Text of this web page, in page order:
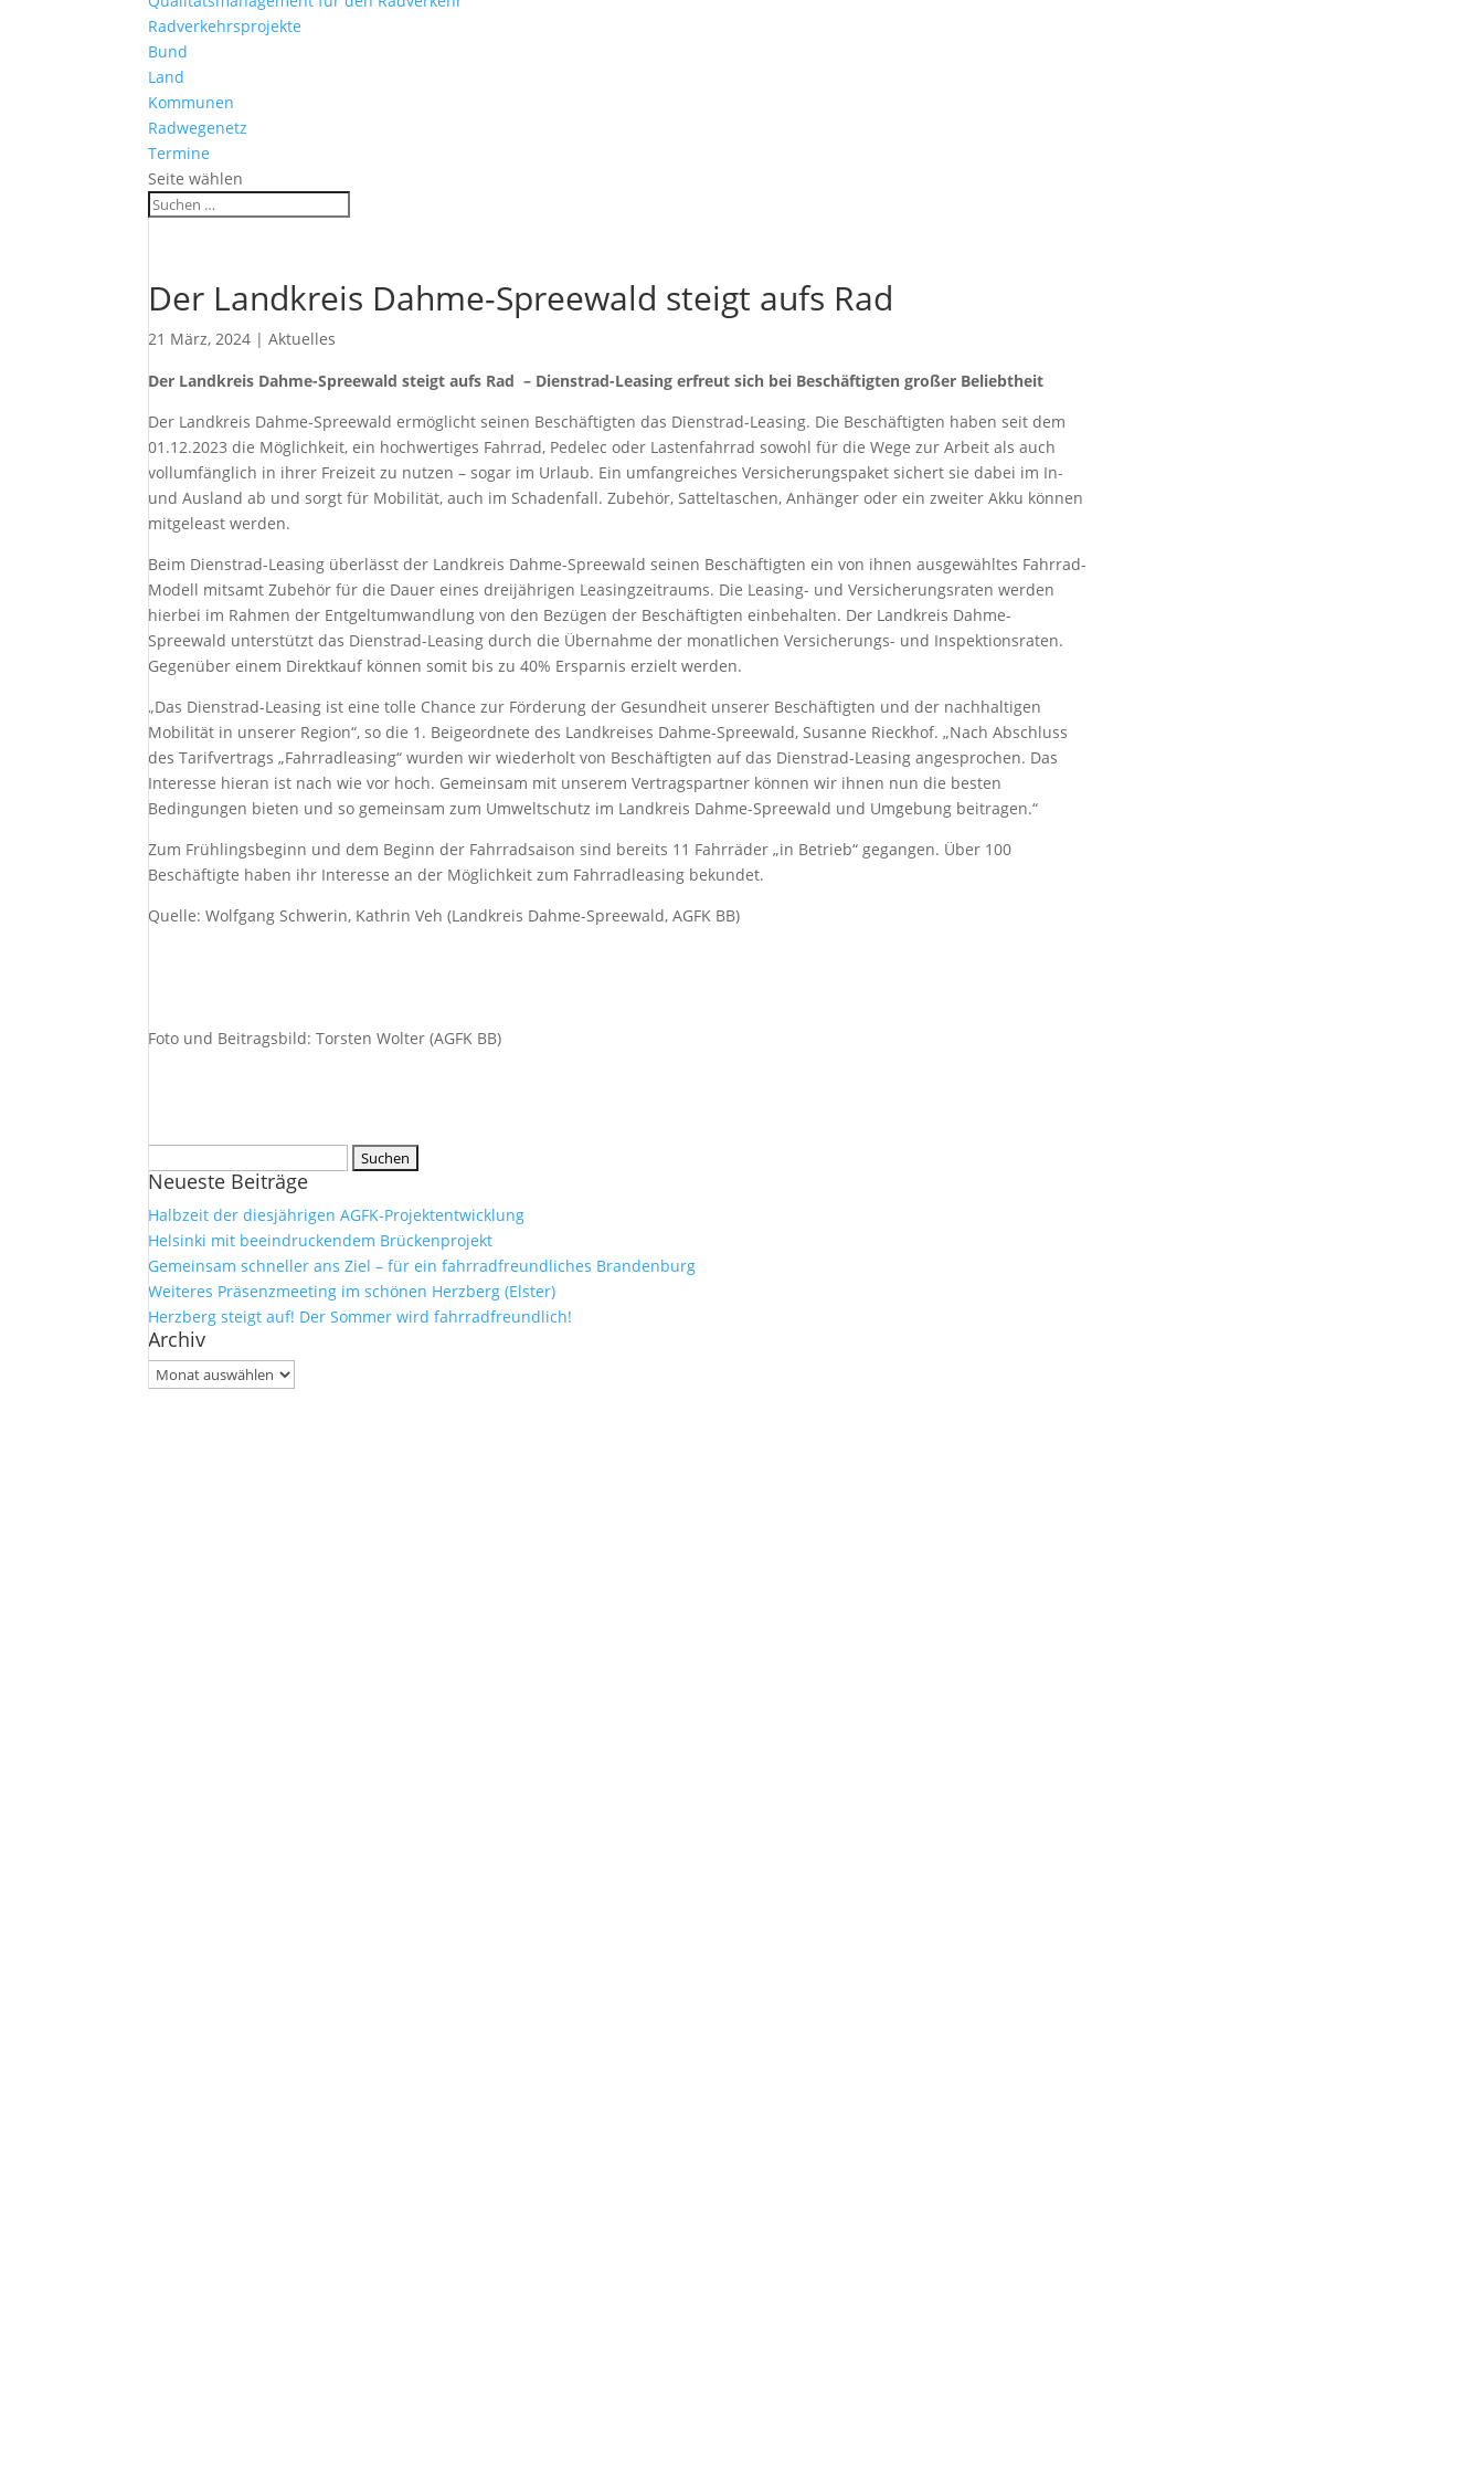
Radverkehrsprojekte
Bund
Land
Kommunen
Radwegenetz
Termine
Seite wählen
Der Landkreis Dahme-Spreewald steigt aufs Rad
21 März, 2024 |Aktuelles
Der Landkreis Dahme-Spreewald steigt aufs Rad – Dienstrad-Leasing erfreut sich bei Beschäftigten großer Beliebtheit
Der Landkreis Dahme-Spreewald ermöglicht seinen Beschäftigten das Dienstrad-Leasing. Die Beschäftigten haben seit dem
01.12.2023 die Möglichkeit, ein hochwertiges Fahrrad, Pedelec oder Lastenfahrrad sowohl für die Wege zur Arbeit als auch
vollumfänglich in ihrer Freizeit zu nutzen – sogar im Urlaub. Ein umfangreiches Versicherungspaket sichert sie dabei im In-
und Ausland ab und sorgt für Mobilität, auch im Schadenfall. Zubehör, Satteltaschen, Anhänger oder ein zweiter Akku können
mitgeleast werden.
Beim Dienstrad-Leasing überlässt der Landkreis Dahme-Spreewald seinen Beschäftigten ein von ihnen ausgewähltes Fahrrad-
Modell mitsamt Zubehör für die Dauer eines dreijährigen Leasingzeitraums. Die Leasing- und Versicherungsraten werden
hierbei im Rahmen der Entgeltumwandlung von den Bezügen der Beschäftigten einbehalten. Der Landkreis Dahme-
Spreewald unterstützt das Dienstrad-Leasing durch die Übernahme der monatlichen Versicherungs- und Inspektionsraten.
Gegenüber einem Direktkauf können somit bis zu 40% Ersparnis erzielt werden.
„Das Dienstrad-Leasing ist eine tolle Chance zur Förderung der Gesundheit unserer Beschäftigten und der nachhaltigen
Mobilität in unserer Region“, so die 1. Beigeordnete des Landkreises Dahme-Spreewald, Susanne Rieckhof. „Nach Abschluss
des Tarifvertrags „Fahrradleasing“ wurden wir wiederholt von Beschäftigten auf das Dienstrad-Leasing angesprochen. Das
Interesse hieran ist nach wie vor hoch. Gemeinsam mit unserem Vertragspartner können wir ihnen nun die besten
Bedingungen bieten und so gemeinsam zum Umweltschutz im Landkreis Dahme-Spreewald und Umgebung beitragen.“
Zum Frühlingsbeginn und dem Beginn der Fahrradsaison sind bereits 11 Fahrräder „in Betrieb“ gegangen. Über 100
Beschäftigte haben ihr Interesse an der Möglichkeit zum Fahrradleasing bekundet.
Quelle: Wolfgang Schwerin, Kathrin Veh (Landkreis Dahme-Spreewald, AGFK BB)
Foto und Beitragsbild: Torsten Wolter (AGFK BB)
nach:
Neueste Beiträge
Halbzeit der diesjährigen AGFK-Projektentwicklung
Helsinki mit beeindruckendem Brückenprojekt
Gemeinsam schneller ans Ziel – für ein fahrradfreundliches Brandenburg
Weiteres Präsenzmeeting im schönen Herzberg (Elster)
Herzberg steigt auf! Der Sommer wird fahrradfreundlich!
Archiv
Archiv